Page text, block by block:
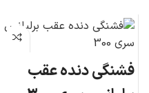
فشنگی دنده عقب